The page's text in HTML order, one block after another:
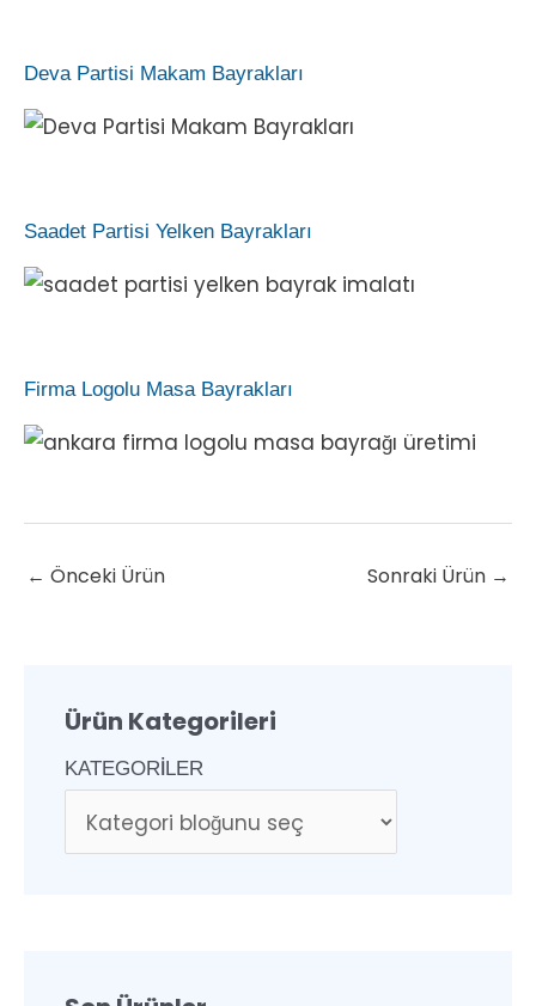
Deva Partisi Makam Bayrakları
Saadet Partisi Yelken Bayrakları
Firma Logolu Masa Bayrakları
← Önceki Ürün Sonraki Ürün →
Ürün Kategorileri
KATEGORILER